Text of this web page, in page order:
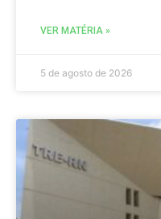
VER MATÉRIA »
5 de agosto de 2026